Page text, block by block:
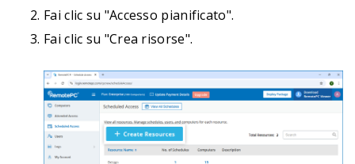
Fai clic su "Accesso pianificato".
Fai clic su "Crea risorse".